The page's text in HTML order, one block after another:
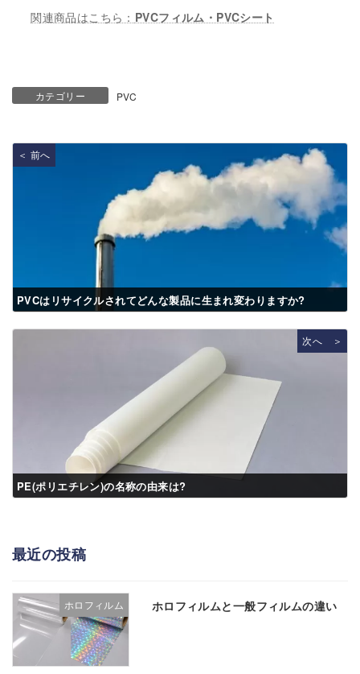
関連商品はこちら： PVCフィルム・PVCシート
カテゴリー PVC
＜ 前へ
PVCはリサイクルされてどんな製品に生まれ変わりますか?
次へ ＞
PE(ポリエチレン)の名称の由来は?
最近の投稿
ホロフィルム ホロフィルムと一般フィルムの違い